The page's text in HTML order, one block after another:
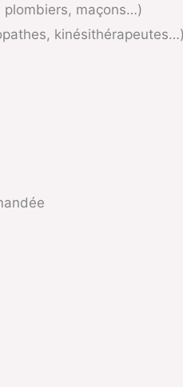
plombiers, maçons…)
kinésithérapeutes…)